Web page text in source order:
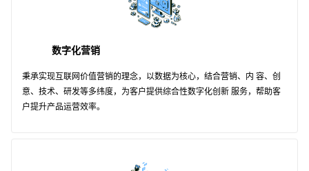
数字化营销
秉承实现互联网价值营销的理念，以数据为核心，结合营销、内 容、创
意、技术、研发等多纬度，为客户提供综合性数字化创新 服务，帮助客
户提升产品运营效率。